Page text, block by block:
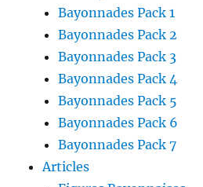
Bayonnades Pack 1
Bayonnades Pack 2
Bayonnades Pack 3
Bayonnades Pack 4
Bayonnades Pack 5
Bayonnades Pack 6
Bayonnades Pack 7
Articles